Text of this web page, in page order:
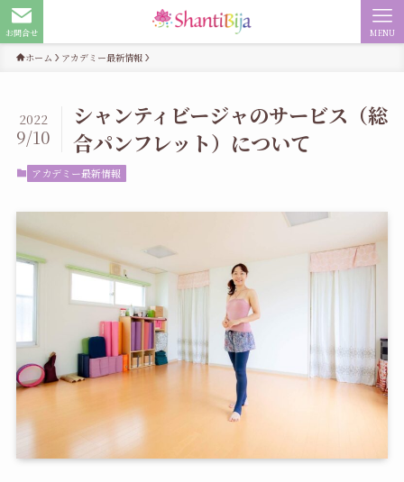
お問合せ MENU
ホーム アカデミー最新情報
シャンティビージャのサービス（総
合パンフレット）について
2022
9/10
アカデミー最新情報